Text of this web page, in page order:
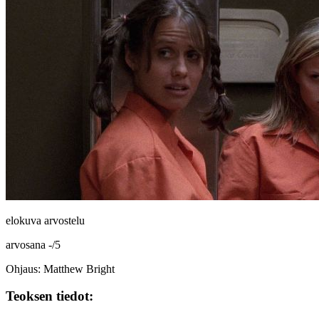
elokuva arvostelu
arvosana -/5
Ohjaus: Matthew Bright
Teoksen tiedot: